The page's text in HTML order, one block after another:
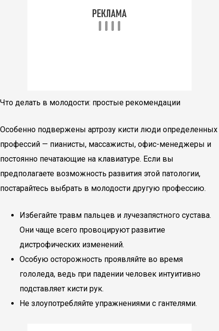
Что делать в молодости: простые рекомендации
Особенно подвержены артрозу кисти люди определенных
профессий — пианисты, массажисты, офис-менеджеры и
постоянно печатающие на клавиатуре. Если вы
предполагаете возможность развития этой патологии,
постарайтесь выбрать в молодости другую профессию.
Избегайте травм пальцев и лучезапястного сустава.
Они чаще всего провоцируют развитие
дистрофических изменений.
Особую осторожность проявляйте во время
гололеда, ведь при падении человек интуитивно
подставляет кисти рук.
Не злоупотребляйте упражнениями с гантелями.